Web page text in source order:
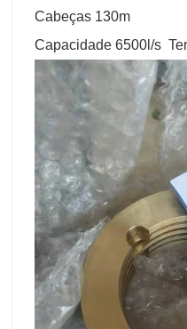
Cabeças 130m
Capacidade 6500l/s